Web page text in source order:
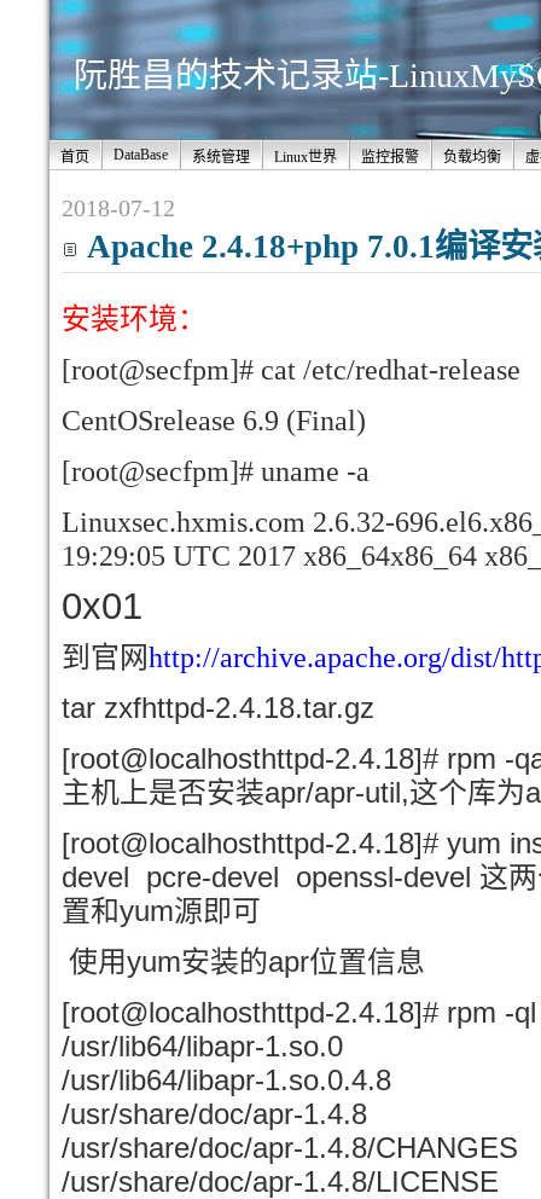
阮胜昌的技术记录站-
首页 DataBase 系统管理 Linux世界 监控报警 负载均衡
2018-07-12
Apache 2.4.18+php 7.0.1编译
安装环境：
[root@secfpm]# cat /etc/redhat-release
CentOSrelease 6.9 (Final)
[root@secfpm]# uname -a
Linuxsec.hxmis.com 2.6.32-
19:29:05 UTC 2017 x86_64x86_64
0x01
到官网http://archive.apache.org/dist/
tar zxfhttpd-2.4.18.tar.gz
[root@localhosthttpd-2.4.18]#
主机上是否安装apr/apr-util,这个库为
[root@localhosthttpd-2.4.18]# yum
devel pcre-devel openssl-devel 这
置和yum源即可
使用yum安装的apr位置信息
[root@localhosthttpd-2.4.18]# rpm -
/usr/lib64/libapr-1.so.0
/usr/lib64/libapr-1.so.0.4.8
/usr/share/doc/apr-1.4.8
/usr/share/doc/apr-1.4.8/CHANGES
/usr/share/doc/apr-1.4.8/LICENSE